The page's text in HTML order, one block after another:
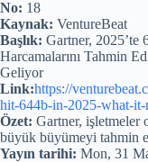
No: 18
Kaynak: VentureBeat
Başlık: Gartner,
Harcamalarını Tahmin
Geliyor
Link:https://
hit-644b-in-2025-what-it-
Özet: Gartner, işletmeler
büyük büyümeyi tahmin
Yayın tarihi: Mon, 31